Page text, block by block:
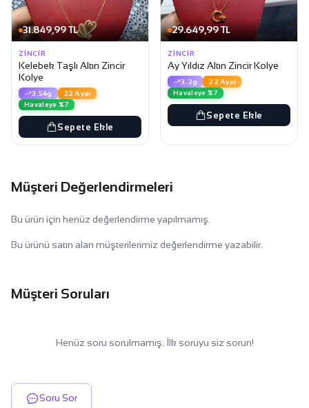
31.849,99 TL
ZINCIR
Kelebek Taşlı Altın Zincir
Kolye
3.54g
22 Ayar
Havaleye %7
Sepete Ekle
29.649,99 TL
ZINCIR
Ay Yıldız Altın Zincir Kolye
3.2g
22 Ayar
Havaleye %7
Sepete Ekle
Müşteri Değerlendirmeleri
Bu ürün için henüz değerlendirme yapılmamış.
Bu ürünü satın alan müşterilerimiz değerlendirme yazabilir.
Müşteri Soruları
Henüz soru sorulmamış. İlk soruyu siz sorun!
Soru Sor